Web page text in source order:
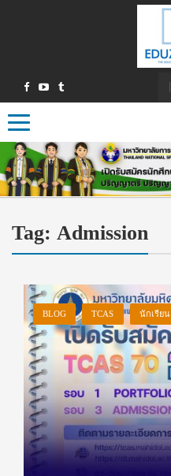
Toggle navigation
Tag: Admission
BLOG TCAS นักเรียน